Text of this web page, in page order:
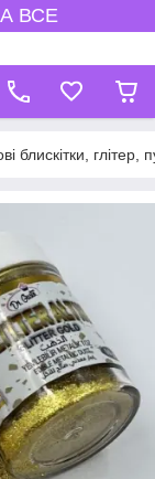
ВСЕ
блискітки, глітер,